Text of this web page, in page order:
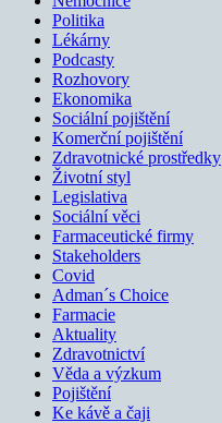
Politika
Lékárny
Podcasty
Rozhovory
Ekonomika
Sociální pojištění
Komerční pojištění
Zdravotnické prostředky
Životní styl
Legislativa
Sociální věci
Farmaceutické firmy
Stakeholders
Covid
Adman´s Choice
Farmacie
Aktuality
Zdravotnictví
Věda a výzkum
Pojištění
Ke kávě a čaji